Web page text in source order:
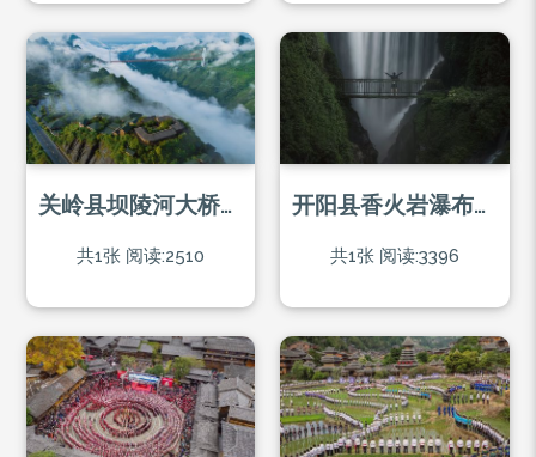
关岭县坝陵河大桥上的民宿
共1张 阅读:2510
开阳县香火岩瀑布与桥
共1张 阅读:3396